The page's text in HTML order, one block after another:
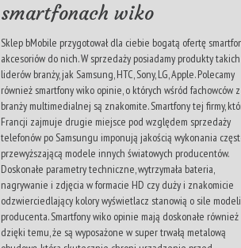
smartfonach wiko
Sklep bMobile przygotował dla ciebie bogatą ofertę
akcesoriów do nich. W sprzedaży posiadamy produkty takich
liderów branży, jak Samsung, HTC, Sony, LG, Apple. Polecamy
również smartfony wiko opinie, o których wśród fachowców z
branży multimedialnej są znakomite. Smartfony tej firmy,
Francji zajmuje drugie miejsce pod względem sprzedaży
telefonów po Samsungu imponują jakością wykonania
przewyższającą modele innych światowych producentów.
Doskonałe parametry techniczne, wytrzymała bateria,
nagrywanie i zdjęcia w formacie HD czy duży i znakomicie
odzwierciedlający kolory wyświetlacz stanowią o sile
producenta. Smartfony wiko opinie mają doskonałe również
dzięki temu, że są wyposażone w super trwałą metalową